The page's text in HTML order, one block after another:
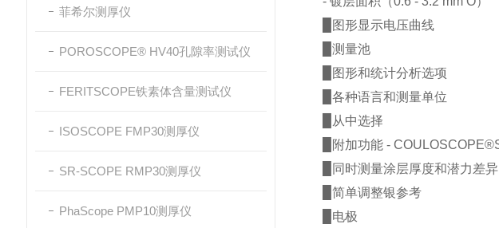
菲希尔测厚仪
POROSCOPE® HV40孔隙率测试仪
FERITSCOPE铁素体含量测试仪
ISOSCOPE FMP30测厚仪
SR-SCOPE RMP30测厚仪
PhaScope PMP10测厚仪
图形显示电压曲线
测量池
图形和统计分析选项
各种语言和测量单位
从中选择
附加功能 -
同时测量涂层厚度和潜力差异
简单调整银参考
电极